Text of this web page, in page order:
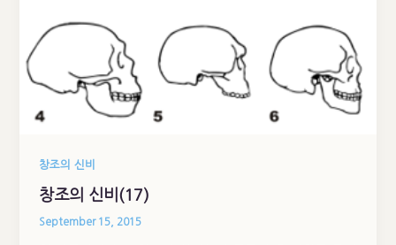
창조의 신비
창조의 신비(17)
September 15, 2015